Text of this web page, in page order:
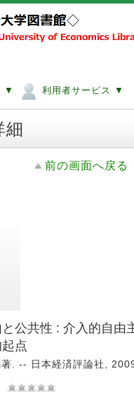
▼ 利用者サービス ▼
細
前の画面へ戻る
と公共性 : 介入的自由
点
著. -- 日本経済評論社,